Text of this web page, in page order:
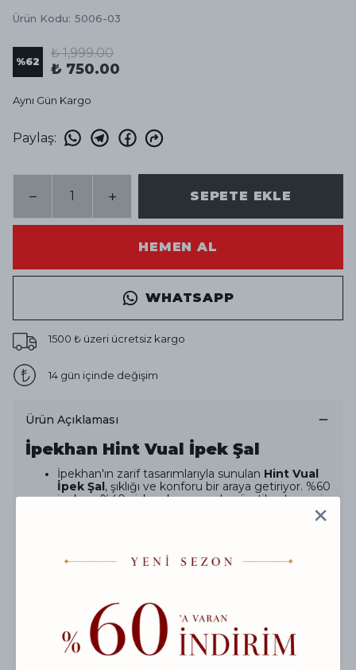
Ürün Kodu: 5006-03
%62
₺ 1,999.00
₺ 750.00
Aynı Gün Kargo
Paylaş:
SEPETE EKLE
HEMEN AL
WHATSAPP
1500 ₺ üzeri ücretsiz kargo
14 gün içinde değişim
Ürün Açıklaması
İpekhan Hint Vual İpek Şal
İpekhan'ın zarif tasarımlarıyla sunulan Hint Vual
İpek Şal, şıklığı ve konforu bir araya getiriyor. %60
ipek ve %40 viskon karışımından üretilen bu eşsiz
ve hafifliğiyle özel günlerde
tamamlar. Hem düğün, davet gibiözel
Hint vual dokusu ile şıklığınızı
tamamlayacak, zarif bir stil yaratacaktır.